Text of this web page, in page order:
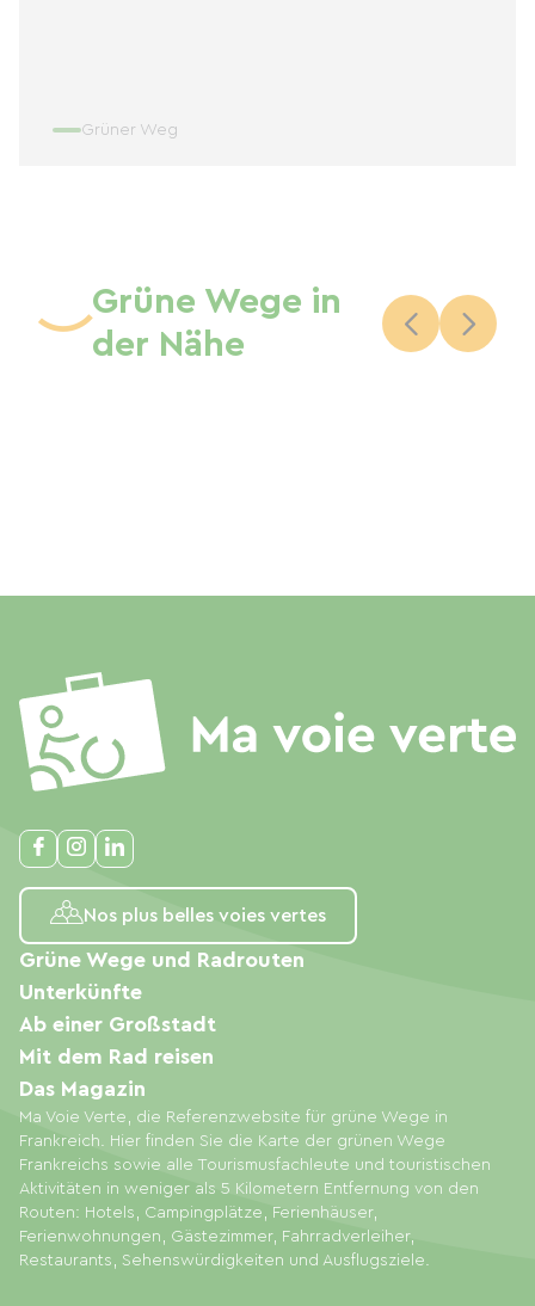
Grüner Weg
Grüne Wege in
der Nähe
Nos plus belles voies vertes
Ma Voie Verte, die Referenzwebsite für grüne Wege in
Frankreich. Hier finden Sie die Karte der grünen Wege
Frankreichs sowie alle Tourismusfachleute und touristischen
Aktivitäten in weniger als 5 Kilometern Entfernung von den
Routen: Hotels, Campingplätze, Ferienhäuser,
Ferienwohnungen, Gästezimmer, Fahrradverleiher,
Restaurants, Sehenswürdigkeiten und Ausflugsziele.
Grüne Wege und Radrouten
Unterkünfte
Ab einer Großstadt
Mit dem Rad reisen
Das Magazin